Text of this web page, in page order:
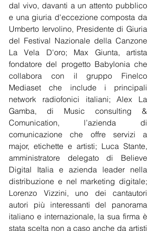
dal vivo, davanti a un attento pubblico
e una giuria d'eccezione composta da
Umberto Iervolino, Presidente di Giuria
del Festival Nazionale della Canzone
La Vela D'oro; Max Giunta, artista
fondatore del progetto Babylonia che
collabora con il gruppo Finelco
Mediaset che include i principali
network radiofonici italiani; Alex La
Gamba, di Music consulting &
Comunication, l’azienda di
comunicazione che offre servizi a
major, etichette e artisti; Luca Stante,
amministratore delegato di Believe
Digital Italia e azienda leader nella
distribuzione e nel marketing digitale;
Lorenzo Vizzini, uno dei cantautori
autori più interessanti del panorama
italiano e internazionale, la sua firma è
stata scelta non a caso anche da artisti